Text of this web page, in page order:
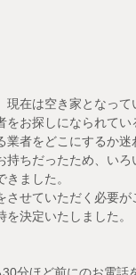
在は空き家となっ
お探しになられてい
者をどこにするか
ちだったため、い
ました。
せていただく必要
決定いたしました。